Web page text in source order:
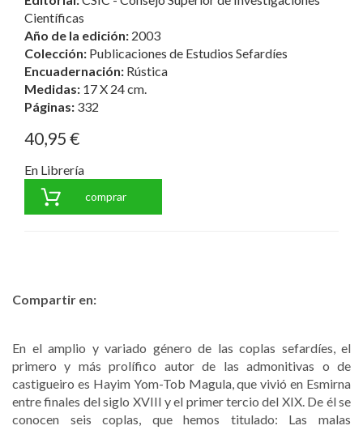
Científicas
Año de la edición: 2003
Colección: Publicaciones de Estudios Sefardíes
Encuadernación: Rústica
Medidas: 17 X 24 cm.
Páginas: 332
40,95 €
En Librería
comprar
Compartir en:
En el amplio y variado género de las coplas sefardíes, el
primero y más prolífico autor de las admonitivas o de
castigueiro es Hayim Yom-Tob Magula, que vivió en Esmirna
entre finales del siglo XVIII y el primer tercio del XIX. De él se
conocen seis coplas, que hemos titulado: Las malas